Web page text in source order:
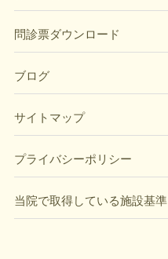
問診票ダウンロード
ブログ
サイトマップ
プライバシーポリシー
当院で取得している施設基準